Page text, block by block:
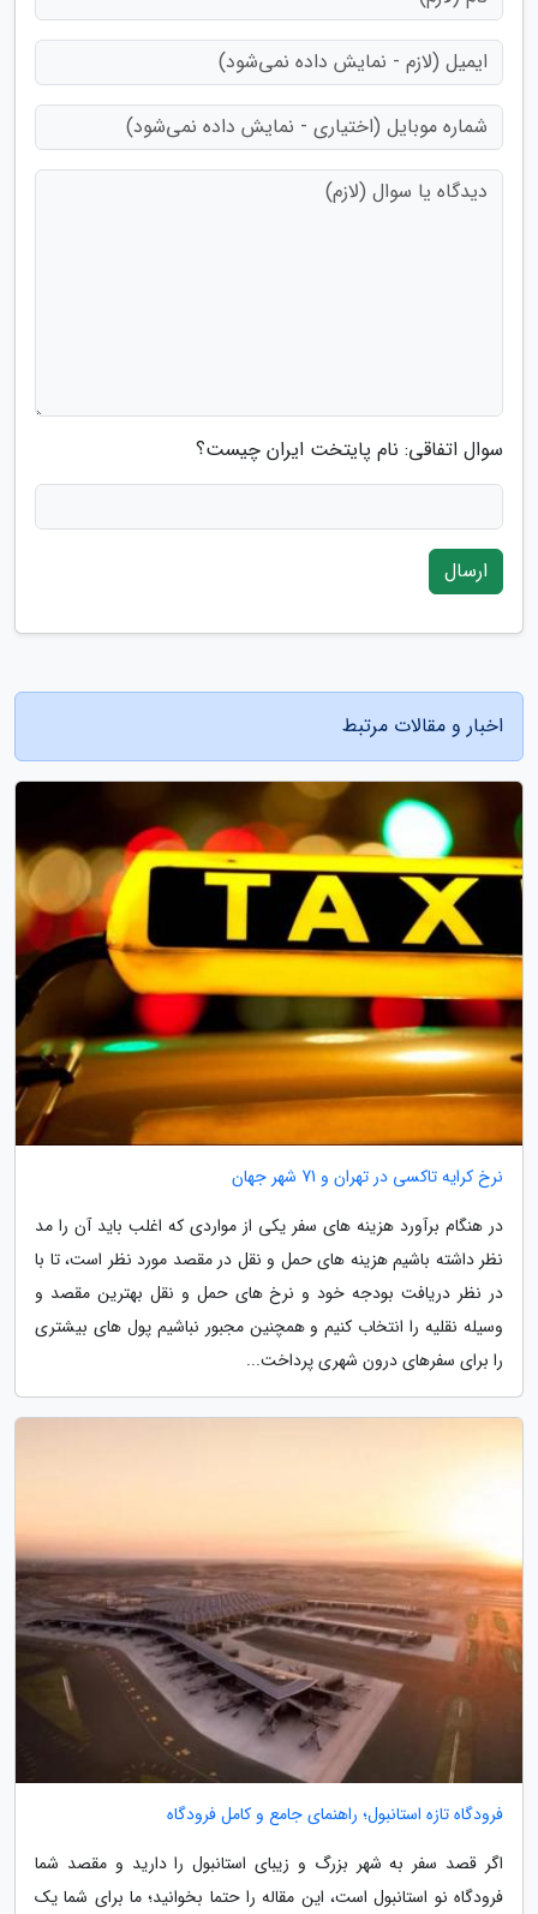
سوال اتفاقی: نام پایتخت ایران چیست؟
ارسال
اخبار و مقالات مرتبط
نرخ کرایه تاکسی در تهران و 71 شهر جهان
در هنگام برآورد هزینه های سفر یکی از مواردی که اغلب باید آن را مد
نظر داشته باشیم هزینه های حمل و نقل در مقصد مورد نظر است، تا با
در نظر دریافت بودجه خود و نرخ های حمل و نقل بهترین مقصد و
وسیله نقلیه را انتخاب کنیم و همچنین مجبور نباشیم پول های بیشتری
را برای سفرهای درون شهری پرداخت...
فرودگاه تازه استانبول؛ راهنمای جامع و کامل فرودگاه
اگر قصد سفر به شهر بزرگ و زیبای استانبول را دارید و مقصد شما
فرودگاه نو استانبول است، این مقاله را حتما بخوانید؛ ما برای شما یک